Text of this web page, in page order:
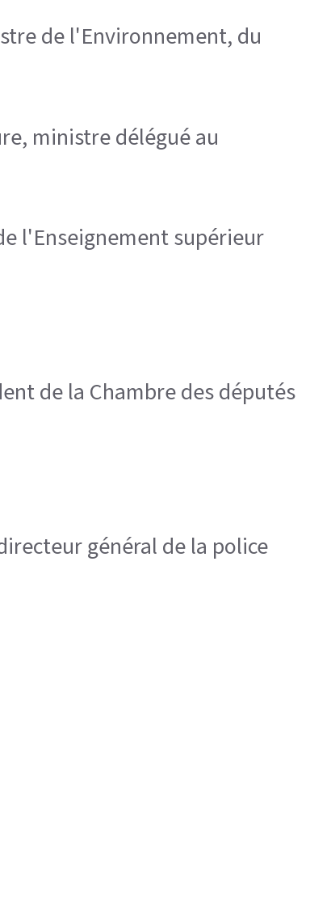
de l'Environnement, du
ministre délégué au
l'Enseignement supérieur
de la Chambre des députés
général de la police